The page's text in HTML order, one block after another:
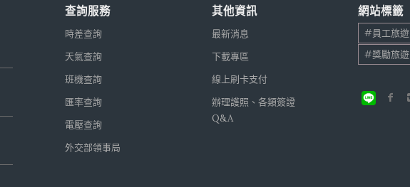
查詢服務
時差查詢
天氣查詢
班機查詢
匯率查詢
電壓查詢
外交部領事局
其他資訊
最新消息
下載專區
線上刷卡支付
辦理護照、各類簽證
Q&A
網站標籤
#員工旅遊
#獎勵旅遊